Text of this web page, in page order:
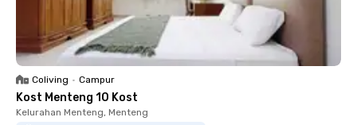
Coliving • Campur
Kost Menteng 10 Kost
Kelurahan Menteng, Menteng